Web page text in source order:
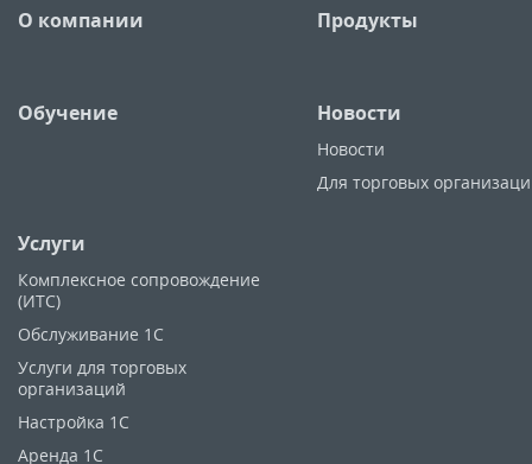
О компании Продукты
Обучение Новости
Новости
Для торговых
Услуги
Комплексное сопровождение
(ИТС)
Обслуживание 1С
Услуги для торговых
организаций
Настройка 1С
Аренда 1С